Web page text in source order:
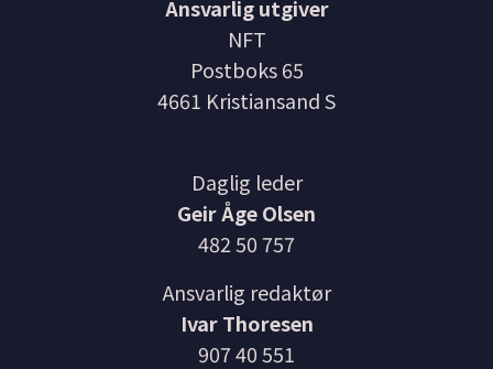
Ansvarlig utgiver
NFT
Postboks 65
4661 Kristiansand S
Daglig leder
Geir Åge Olsen
482 50 757
Ansvarlig redaktør
Ivar Thoresen
907 40 551